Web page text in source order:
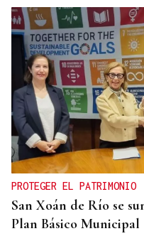
PROTEGER EL PATRIMONIO
San Xoán de Río se
Plan Básico Municipal